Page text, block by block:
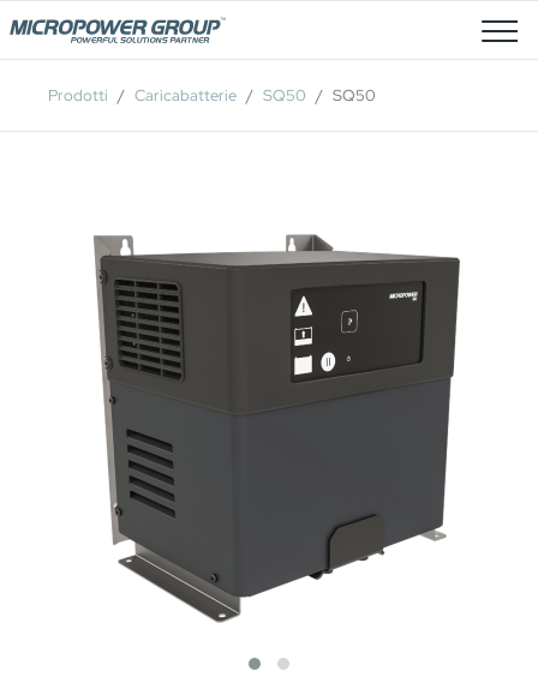
Posti Vacanti
Prodotti Caricabatterie SQ50 SQ50